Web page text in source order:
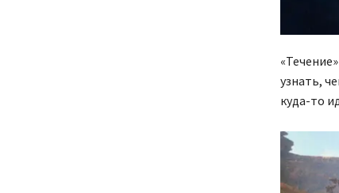
узнать,
куда-то